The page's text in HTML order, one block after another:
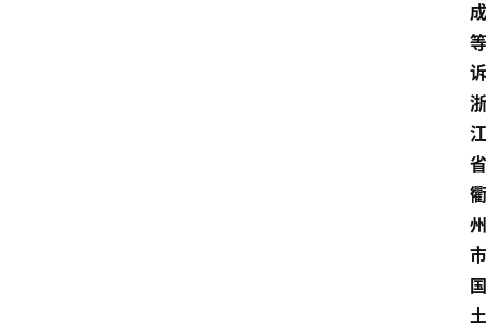
成
等
诉
浙
江
省
衢
州
市
国
土